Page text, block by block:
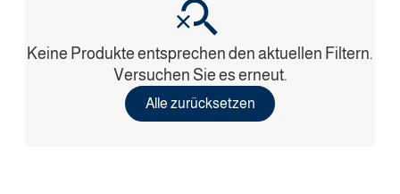
Keine Produkte entsprechen den aktuellen Filtern.
Versuchen Sie es erneut.
Alle zurücksetzen